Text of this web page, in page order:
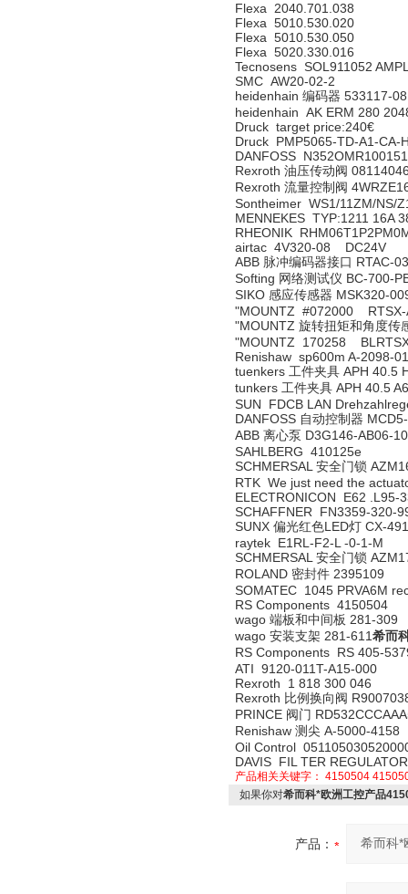
Flexa 2040.701.038
Flexa 5010.530.020
Flexa 5010.530.050
Flexa 5020.330.016
Tecnosens SOL911052
SMC AW20-02-2
heidenhain 编码器 533117-08
heidenhain AK ERM 280
Druck target price:240€
Druck PMP5065-TD-A1-CA-
DANFOSS
Rexroth 油压传动阀
Rexroth 流量控制阀
Sontheimer WS1/11ZM/NS/
MENNEKES TYP:1211 16A
RHEONIK
airtac 4V320-08 DC24V
ABB 脉冲编码器接口 RTAC-03
Softing 网络测试仪 BC-700-
SIKO 感应传感器 MSK320-
"MOUNTZ #072000 RTSX-
"MOUNTZ 旋转扭矩和角度
"MOUNTZ 170258
Renishaw sp600m A-2098-
tuenkers 工件夹具 APH 40.5
tunkers 工件夹具 APH 40.5
SUN FDCB LAN
DANFOSS 自动控制器
ABB 离心泵 D3G146-AB06-10
SAHLBERG 410125e
SCHMERSAL 安全门锁
RTK We just need the
ELECTRONICON E62 .L95-
SCHAFFNER FN3359-320-
SUNX 偏光红色LED灯 CX-
raytek E1RL-F2-L -0-1-M
SCHMERSAL 安全门锁
ROLAND 密封件 2395109
SOMATEC 1045 PRVA6M
RS Components 4150504
wago 端板和中间板 281-309
wago 安装支架 281-611希而
RS Components RS 405-
ATI 9120-011T-A15-000
Rexroth 1 818 300 046
Rexroth 比例换向阀
PRINCE 阀门
Renishaw 测尖 A-5000-4158
Oil Control
DAVIS FIL TER
产品相关关键字： 4150504
如果你对希而科*欧洲工控产品
产品：